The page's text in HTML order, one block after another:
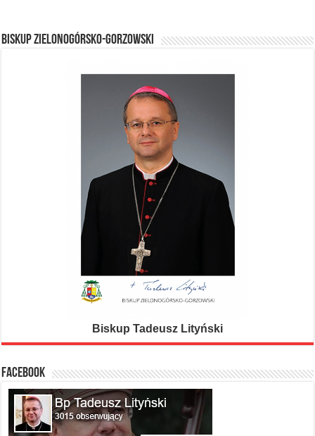
BISKUP ZIELONOGÓRSKO-GORZOWSKI
Biskup Tadeusz Lityński
FACEBOOK